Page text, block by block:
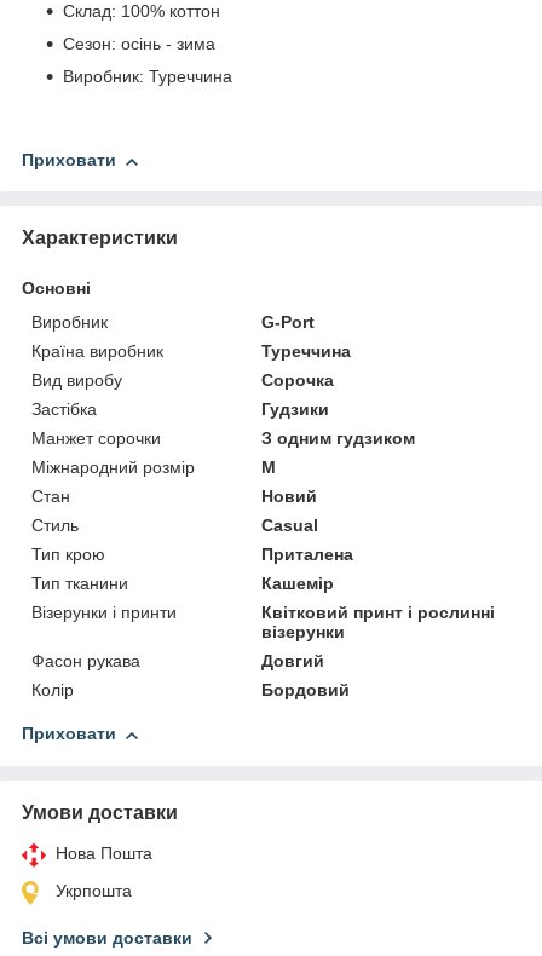
Склад: 100% коттон
Сезон: осінь - зима
Виробник: Туреччина
Приховати
Характеристики
Основні
Виробник
G-Port
Країна виробник
Туреччина
Вид виробу
Сорочка
Застібка
Гудзики
Манжет сорочки
З одним гудзиком
Міжнародний розмір
M
Стан
Новий
Стиль
Casual
Тип крою
Приталена
Тип тканини
Кашемір
Візерунки і принти
Квітковий принт і рослинні
візерунки
Фасон рукава
Довгий
Колір
Бордовий
Приховати
Умови доставки
Нова Пошта
Укрпошта
Всі умови доставки